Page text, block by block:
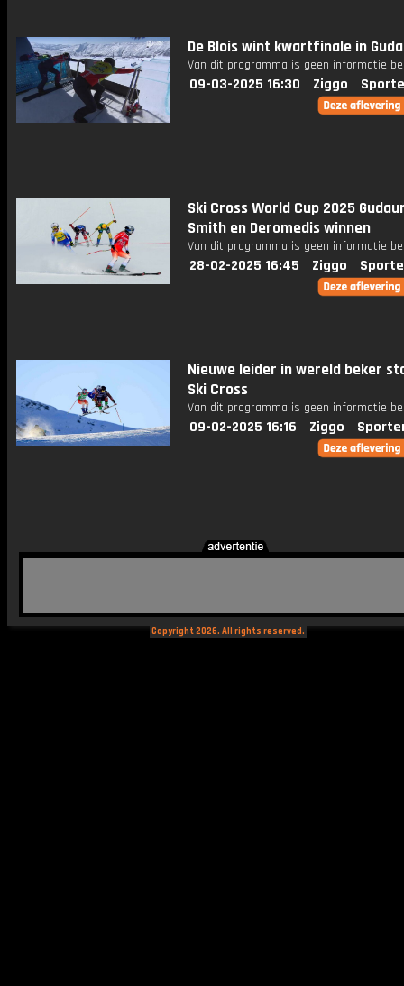
De Blois wint kwartfinale in
Van dit programma is geen informatie
09-03-2025 16:30 Ziggo
Ski Cross World Cup 2025
Smith en Deromedis winnen
Van dit programma is geen informatie
28-02-2025 16:45 Ziggo
Nieuwe leider in wereld beker
Ski Cross
Van dit programma is geen informatie
09-02-2025 16:16 Ziggo
Copyright 2026. All rights reserved.